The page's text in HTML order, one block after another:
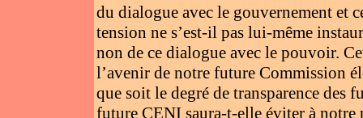
du dialogue avec le gouvernement et
tension ne s’est-il pas lui-même
non de ce dialogue avec le pouvoir.
l’avenir de notre future Commission
que soit le degré de transparence des
future CENI saura-t-elle éviter à